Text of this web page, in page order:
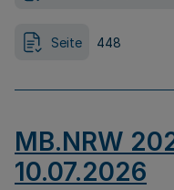
Seite 448
MB.NRW
10.07.2026